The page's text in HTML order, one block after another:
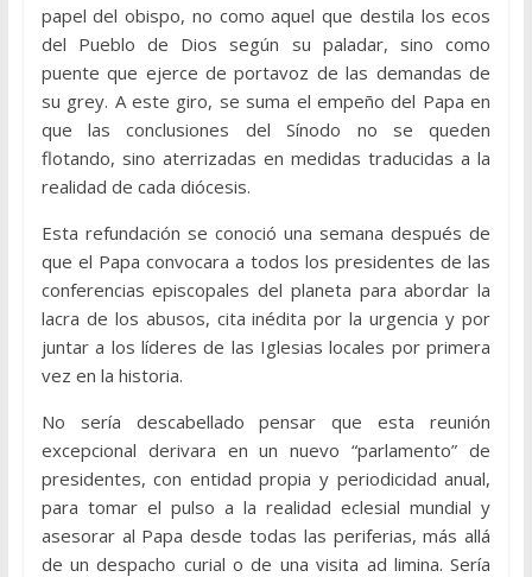
papel del obispo, no como aquel que destila los ecos
del Pueblo de Dios según su paladar, sino como
puente que ejerce de portavoz de las demandas de
su grey. A este giro, se suma el empeño del Papa en
que las conclusiones del Sínodo no se queden
flotando, sino aterrizadas en medidas traducidas a la
realidad de cada diócesis.
Esta refundación se conoció una semana después de
que el Papa convocara a todos los presidentes de las
conferencias episcopales del planeta para abordar la
lacra de los abusos, cita inédita por la urgencia y por
juntar a los líderes de las Iglesias locales por primera
vez en la historia.
No sería descabellado pensar que esta reunión
excepcional derivara en un nuevo “parlamento” de
presidentes, con entidad propia y periodicidad anual,
para tomar el pulso a la realidad eclesial mundial y
asesorar al Papa desde todas las periferias, más allá
de un despacho curial o de una visita ad limina. Sería